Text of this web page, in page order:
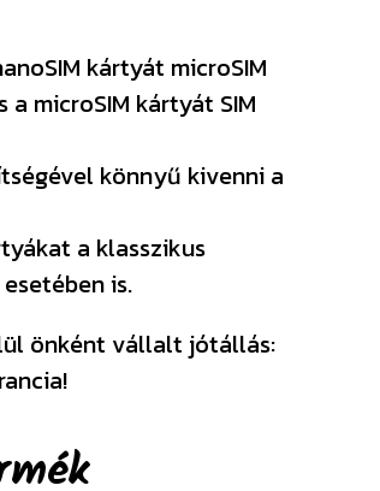
kártyát microSIM
a microSIM kártyát SIM
könnyű kivenni a
a klasszikus
is.
önként vállalt jótállás: